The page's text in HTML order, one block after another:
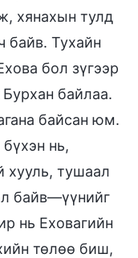
хянахын тулд
байв. Тухайн
бол зүгээр
байлаа.
байсан юм.
нь,
хууль, тушаал
байв—үүнийг
нь Еховагийн
төлөө биш,